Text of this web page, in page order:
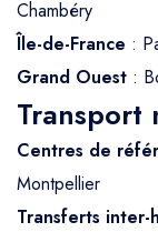
Chambéry
Île-de-France :
Grand Ouest :
Transport
Centres de
Montpellier
Transferts inter-